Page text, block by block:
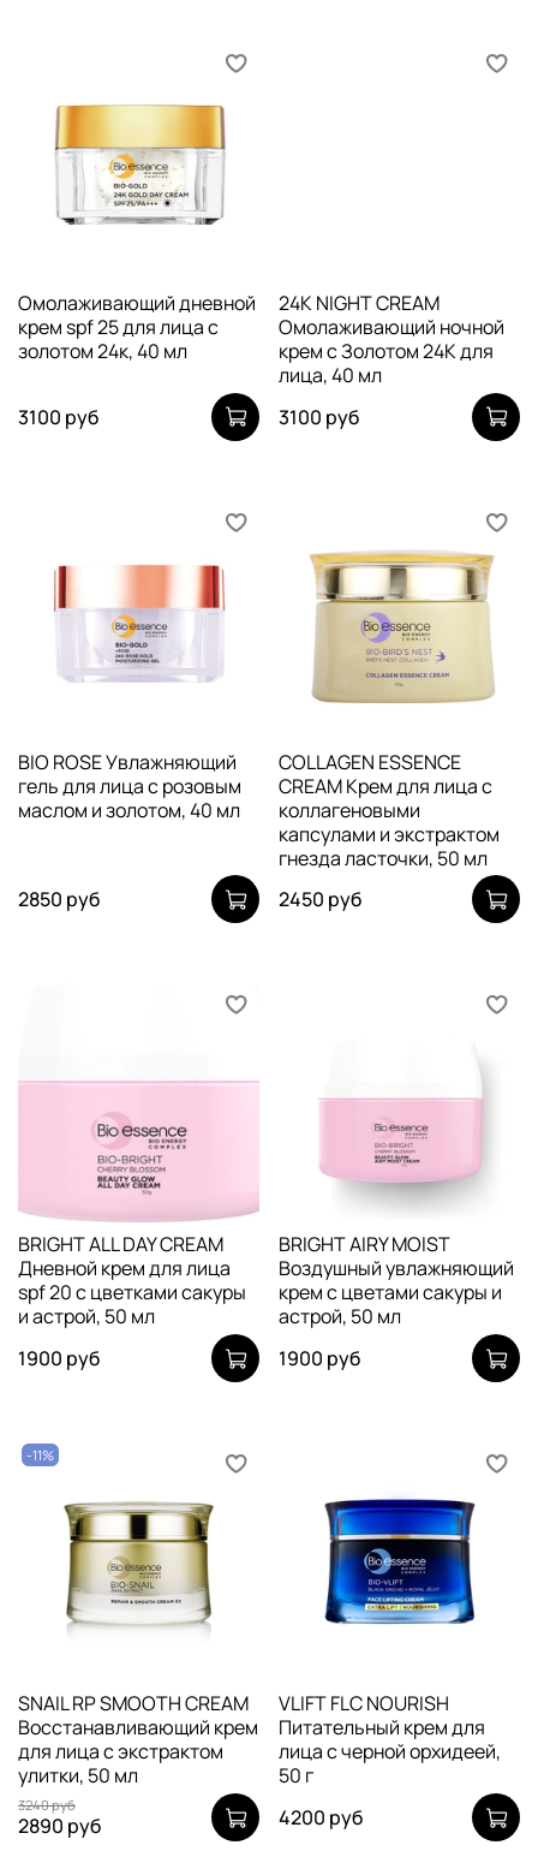
Омолаживающий дневной
крем spf 25 для лица с
золотом 24к, 40 мл
3100 руб
24K NIGHT CREAM
Омолаживающий ночной
крем с Золотом 24К для
лица, 40 мл
3100 руб
BIO ROSE Увлажняющий
гель для лица с розовым
маслом и золотом, 40 мл
2850 руб
COLLAGEN ESSENCE
CREAM Крем для лица с
коллагеновыми
капсулами и экстрактом
гнезда ласточки, 50 мл
2450 руб
BRIGHT ALL DAY CREAM
Дневной крем для лица
spf 20 с цветками сакуры
и астрой, 50 мл
1900 руб
BRIGHT AIRY MOlST
Воздушный увлажняющий
крем с цветами сакуры и
астрой, 50 мл
1900 руб
-11%
SNAIL RP SMOOTH CREAM
Восстанавливающий крем
для лица с экстрактом
улитки, 50 мл
3240 руб
2890 руб
VLIFT FLC NOURISH
Питательный крем для
лица с черной орхидеей,
50 г
4200 руб